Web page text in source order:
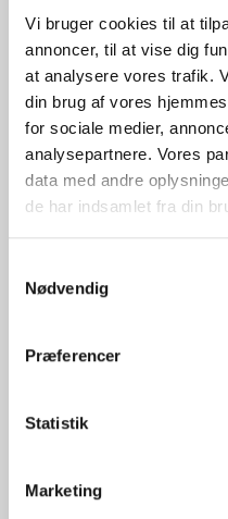
Vi bruger cookies til at
annoncer, til at vise dig
at analysere vores trafik.
din brug af vores
for sociale medier,
analysepartnere. Vores
data med andre
de har indsamlet fra din
Nødvendig
Præferencer
Statistik
Marketing
Navn
Populærnavn
Vanding
Hold
fugtig.
Gødning
Ca.
Placering
Inde
Trives
Sæson